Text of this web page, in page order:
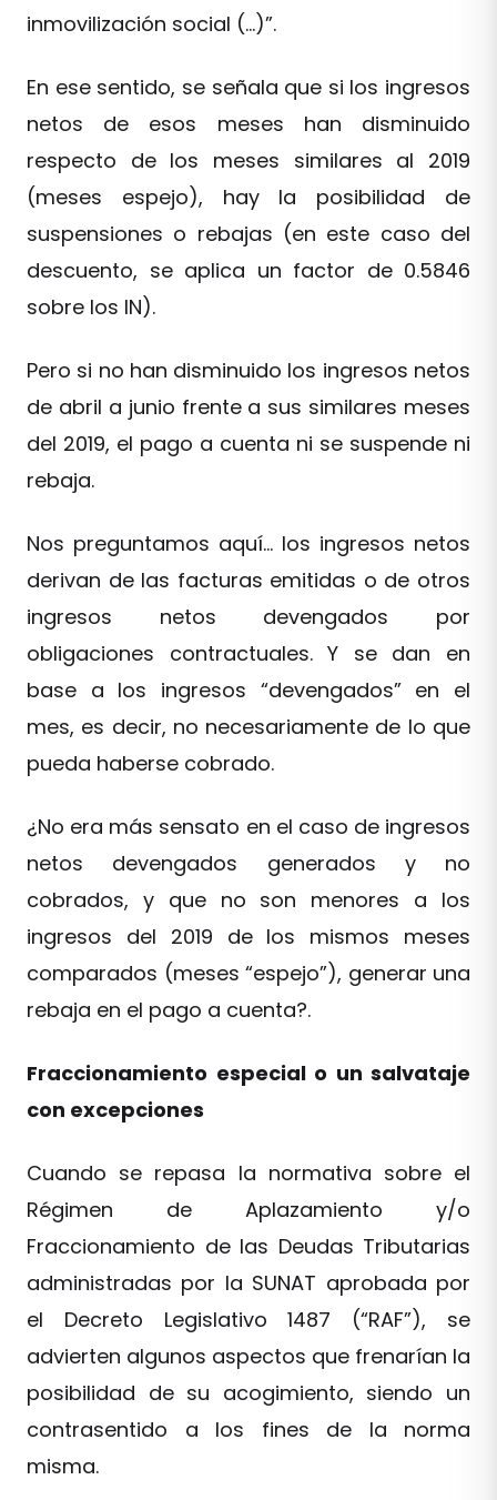
inmovilización social (…)”.
En ese sentido, se señala que si los ingresos
netos de esos meses han disminuido
respecto de los meses similares al 2019
(meses espejo), hay la posibilidad de
suspensiones o rebajas (en este caso del
descuento, se aplica un factor de 0.5846
sobre los IN).
Pero si no han disminuido los ingresos netos
de abril a junio frente a sus similares meses
del 2019, el pago a cuenta ni se suspende ni
rebaja.
Nos preguntamos aquí… los ingresos netos
derivan de las facturas emitidas o de otros
ingresos netos devengados por
obligaciones contractuales. Y se dan en
base a los ingresos “devengados” en el
mes, es decir, no necesariamente de lo que
pueda haberse cobrado.
¿No era más sensato en el caso de ingresos
netos devengados generados y no
cobrados, y que no son menores a los
ingresos del 2019 de los mismos meses
comparados (meses “espejo”), generar una
rebaja en el pago a cuenta?.
Fraccionamiento especial o un salvataje
con excepciones
Cuando se repasa la normativa sobre el
Régimen de Aplazamiento y/o
Fraccionamiento de las Deudas Tributarias
administradas por la SUNAT aprobada por
el Decreto Legislativo 1487 (“RAF”), se
advierten algunos aspectos que frenarían la
posibilidad de su acogimiento, siendo un
contrasentido a los fines de la norma
misma.